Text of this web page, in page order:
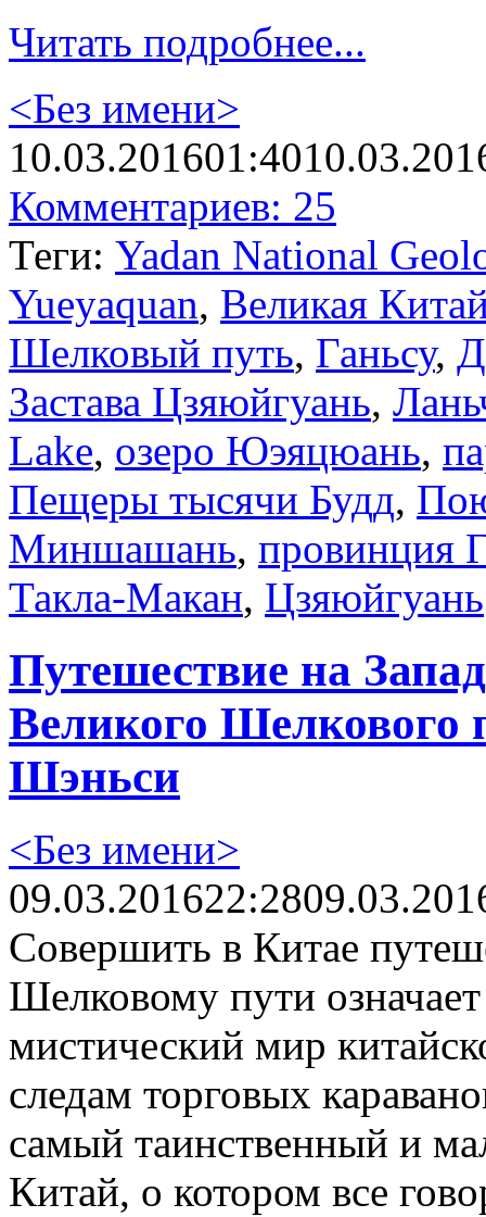
Читать подробнее...
<Без имени>
10.03.201601:40
Комментариев: 25
Теги: Yadan National
Yueyaquan, Великая
Шелковый путь, Ганьсу,
Застава Цзяюйгуань,
Lake, озеро Юэяцюань,
Пещеры тысячи Будд,
Миншашань, провинция
Такла-Макан, Цзяюйгуань
Путешествие на
Великого Шелкового
Шэньси
<Без имени>
09.03.201622:28
Совершить в Китае
Шелковому пути
мистический мир
следам торговых
самый таинственный и
Китай, о котором все